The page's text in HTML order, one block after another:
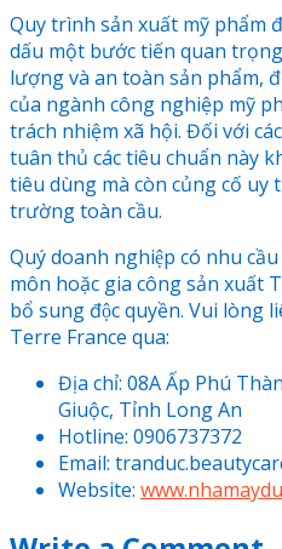
Quy trình sản xuất mỹ phẩm
dấu một bước tiến quan
lượng và an toàn sản phẩm,
của ngành công nghiệp mỹ
trách nhiệm xã hội. Đối với
tuân thủ các tiêu chuẩn này
tiêu dùng mà còn củng cố uy
trường toàn cầu.
Quý doanh nghiệp có nhu
môn hoặc gia công sản xuất
bổ sung độc quyền. Vui lòng
Terre France qua:
Địa chỉ: 08A Ấp Phú
Giuộc, Tỉnh Long An
Hotline: 0906737372
Email:
Website: